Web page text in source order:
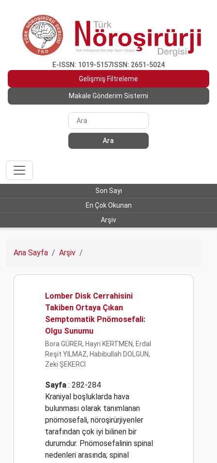
E-ISSN: 1019-5157 ISSN: 2651-5024
Gelişmiş Filtreleme
Makale Gönderim Sistemi
Ara
Son Sayı
En Çok Okunan
Arşiv
Ana Sayfa Arşiv
Lomber Disk Cerrahisini
Takiben Ortaya Çıkan
Semptomatik Pnömosefali:
Olgu Sunumu
Bora GÜRER, Hayri KERTMEN, Erdal
Reşit YILMAZ, Habibullah DOLGUN,
Zeki ŞEKERCİ
Sayfa : 282-284
Kraniyal boşluklarda hava
bulunması olarak tanımlanan
pnömosefali, nöroşirürjiyenler
tarafından çok iyi bilinen bir
durumdur. Pnömosefalinin spinal
nedenleri arasında; spinal